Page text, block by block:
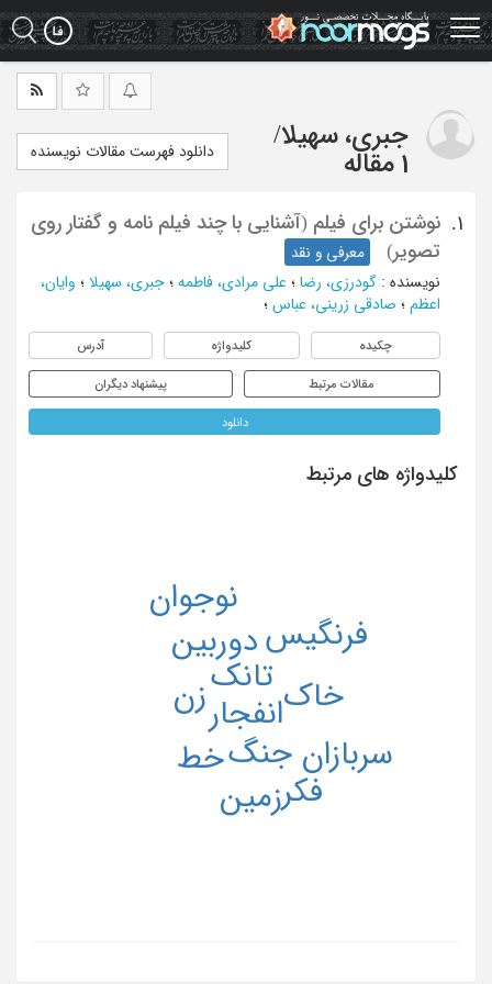
Skip
to
main
جبری، سهیلا/
1 مقاله
دانلود فهرست مقالات نویسنده
1.
نوشتن برای فیلم (آشنایی با چند فیلم نامه و گفتار روی
تصویر)
معرفی و نقد
نویسنده : گودرزی، رضا ؛ علی مرادی، فاطمه ؛ جبری، سهیلا ؛ وایان،
اعظم ؛ صادقی زرینی، عباس ؛
چکیده کلیدواژه آدرس
مقالات مرتبط پیشنهاد دیگران
دانلود
کلیدواژه های مرتبط
انفجار
تانک
جنگ
خاک
خط
دوربین
زمین
زن
سربازان
فرنگیس
فکر
نوجوان